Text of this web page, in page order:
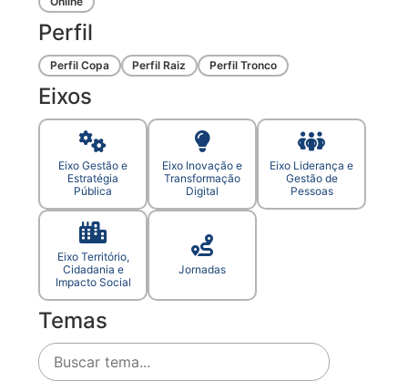
Perfil
Perfil Copa Perfil Raiz Perfil Tronco
Eixos
Eixo Gestão e
Estratégia
Pública
Eixo Inovação e
Transformação
Digital
Eixo Liderança e
Gestão de
Pessoas
Eixo Território,
Cidadania e
Impacto Social
Jornadas
Temas